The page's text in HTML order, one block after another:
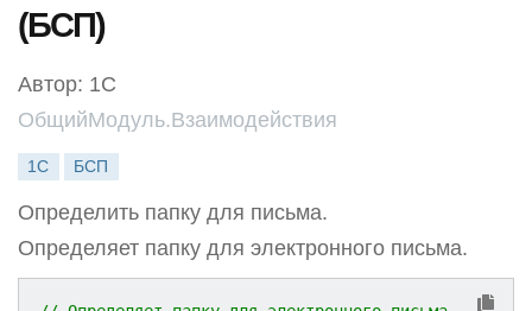
(БСП)
Автор: 1С
ОбщийМодуль.Взаимодействия
1С БСП
Определить папку для письма.
Определяет папку для электронного письма.